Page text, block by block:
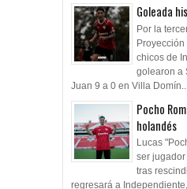
Goleada
Por la
chicos de
golearon a
Juan 9 a 0 en Villa Domín...
Pocho
holandés
Lucas
ser jugador
tras
regresará a